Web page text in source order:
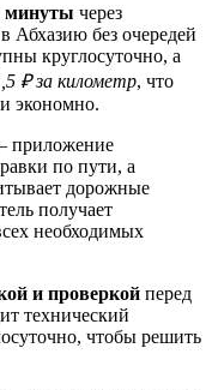
минуты через
Абхазию без очередей
круглосуточно, а
₽ за километр, что
экономно.
приложение
по пути, а
дорожные
получает
необходимых
и проверкой перед
технический
чтобы решить